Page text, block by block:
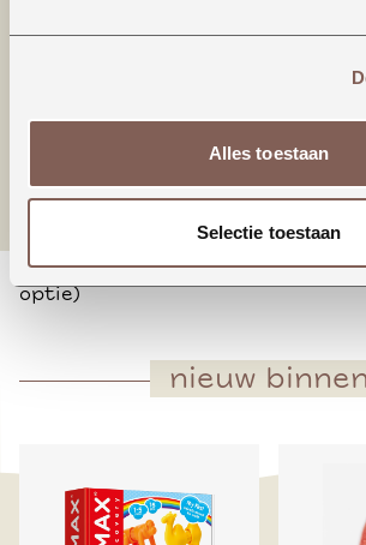
Alles toestaan
Selectie toestaan
* Ruche aan de onderkant
* Dubbellaagse capuchon
* Verlaagde schouders
* Losse pasvorm
* Klein HOJ borduursel op de
optie)
nieuw binnen